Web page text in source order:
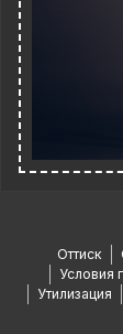
Оттиск
Условия
Утилизация